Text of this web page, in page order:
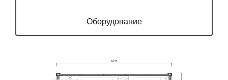
Оборудование